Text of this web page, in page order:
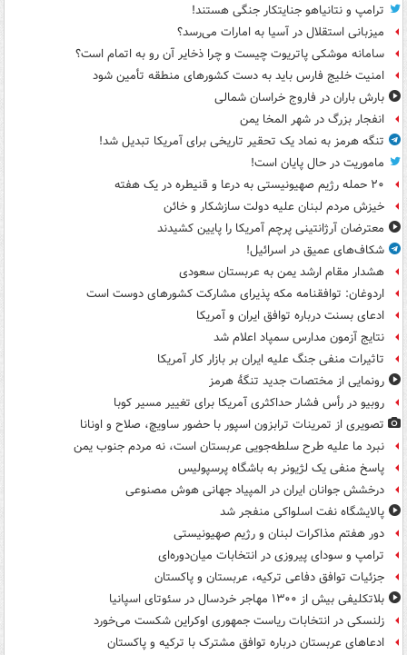
ترامپ و نتانیاهو جنایتکار جنگی هستند!
میزبانی استقلال در آسیا به امارات می‌رسد؟
سامانه موشکی پاتریوت چیست و چرا ذخایر آن رو به اتمام است؟
امنیت خلیج فارس باید به دست کشورهای منطقه تأمین شود
بارش باران در فاروج خراسان شمالی
انفجار بزرگ در شهر المخا یمن
تنگه هرمز به نماد یک تحقیر تاریخی برای آمریکا تبدیل شد!
ماموریت در حال پایان است!
۲۰ حمله رژیم صهیونیستی به درعا و قنیطره در یک هفته
خیزش مردم لبنان علیه دولت سازشکار و خائن
معترضان آرژانتینی پرچم آمریکا را پایین کشیدند
شکاف‌های عمیق در اسرائیل!
هشدار مقام ارشد یمن به عربستان سعودی
اردوغان: توافقنامه مکه پذیرای مشارکت کشورهای دوست است
ادعای بسنت درباره توافق ایران و آمریکا
نتایج آزمون مدارس سمپاد اعلام شد
تاثیرات منفی جنگ علیه ایران بر بازار کار آمریکا
رونمایی از مختصات جدید تنگۀ هرمز
روبیو در رأس فشار حداکثری آمریکا برای تغییر مسیر کوبا
تصویری از تمرینات ترابزون اسپور با حضور ساویچ، صلاح و اونانا
نبرد ما علیه طرح سلطه‌جویی عربستان است، نه مردم جنوب یمن
پاسخ منفی یک لژیونر به باشگاه پرسپولیس
درخشش جوانان ایران در المپیاد جهانی هوش مصنوعی
پالایشگاه نفت اسلواکی منفجر شد
دور هفتم مذاکرات لبنان و رژیم صهیونیستی
ترامپ و سودای پیروزی در انتخابات میان‌دوره‌ای
جزئیات توافق دفاعی ترکیه، عربستان و پاکستان
بلاتکلیفی بیش از ۱۳۰۰ مهاجر خردسال در سئوتای اسپانیا
زلنسکی در انتخابات ریاست جمهوری اوکراین شکست می‌خورد
ادعاهای عربستان درباره توافق مشترک با ترکیه و پاکستان